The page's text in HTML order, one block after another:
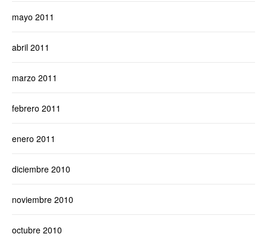
mayo 2011
abril 2011
marzo 2011
febrero 2011
enero 2011
diciembre 2010
noviembre 2010
octubre 2010